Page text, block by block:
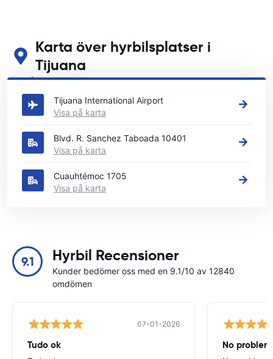
Karta över hyrbilsplatser i
Tijuana
Se våra huvudsakliga biluthyrningsplatser i Tijuana
Tijuana International Airport
Visa på karta
Blvd. R. Sanchez Taboada 10401
Visa på karta
Cuauhtémoc 1705
Visa på karta
9.1 Hyrbil Recensioner
Kunder bedömer oss med en 9.1/10 av 12840
omdömen
07-01-2026
Tudo ok No